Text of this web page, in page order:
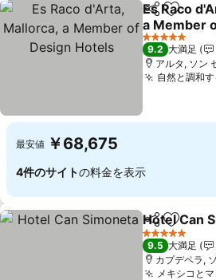
シェアお気に
Es Raco
a Member
Hotels
5 ホテルのランク
9.2 大満足
アルタ, ソン
自然と調和
最安値 ￥68,675
4件のサイトの料金を表示
シェアお気に
Hotel Can
5 ホテルのランク
9.5 大満足
カプデペラ,
メキシコと